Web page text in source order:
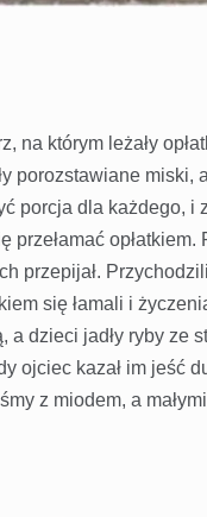
na którym leżały
porozstawiane miski,
porcja dla każdego,
przełamać
przepijał.
się łamali i
a dzieci jadły ryby ze
ojciec kazał im jeść
z miodem, a